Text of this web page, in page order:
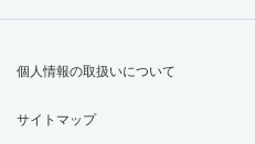
個人情報の取扱いについて
サイトマップ